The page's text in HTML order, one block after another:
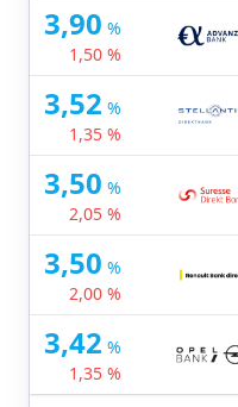
3,90 %
1,50 %
3,52 %
1,35 %
3,50 %
2,05 %
3,50 %
2,00 %
3,42 %
1,35 %